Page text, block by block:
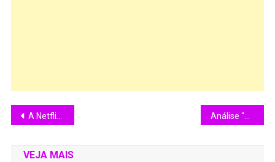
A Netflix divulgou as primeiras imagens da nova série de Rowan Atkinson. Homem x Bebê”
VEJA MAIS